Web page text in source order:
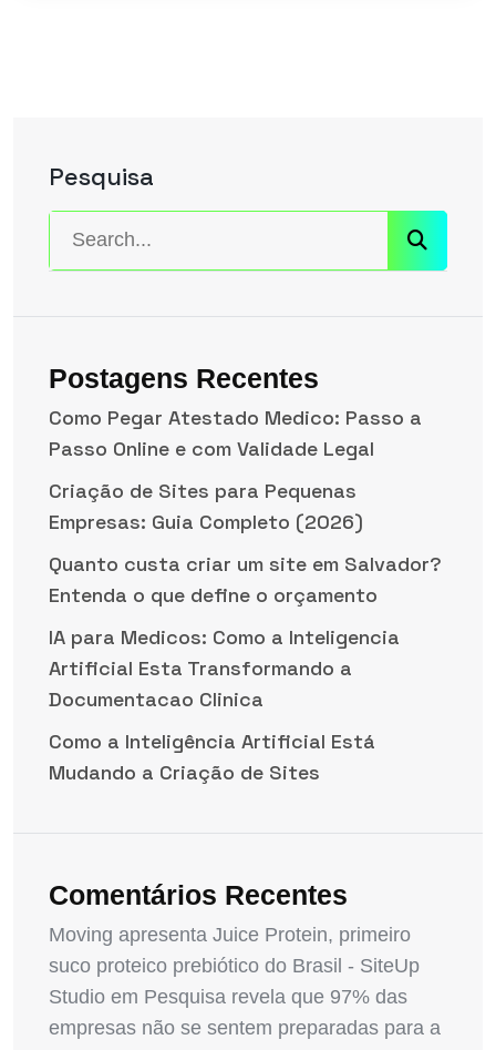
Pesquisa
Postagens Recentes
Como Pegar Atestado Medico: Passo a
Passo Online e com Validade Legal
Criação de Sites para Pequenas
Empresas: Guia Completo (2026)
Quanto custa criar um site em Salvador?
Entenda o que define o orçamento
IA para Medicos: Como a Inteligencia
Artificial Esta Transformando a
Documentacao Clinica
Como a Inteligência Artificial Está
Mudando a Criação de Sites
Comentários Recentes
Moving apresenta Juice Protein, primeiro
suco proteico prebiótico do Brasil - SiteUp
Studio em Pesquisa revela que 97% das
empresas não se sentem preparadas para a